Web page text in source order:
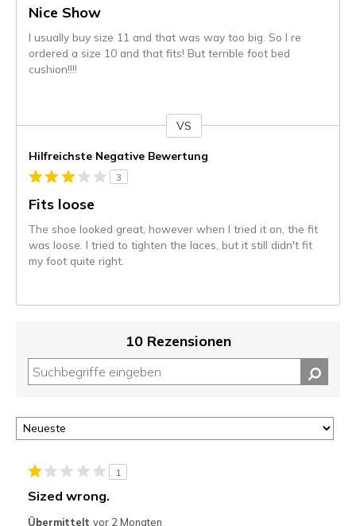
Nice Show
I usually buy size 11 and that was way too big. So I re
ordered a size 10 and that fits! But terrible foot bed
cushion!!!!
VS
Hilfreichste Negative Bewertung
3
Fits loose
The shoe looked great, however when I tried it on, the fit
was loose. I tried to tighten the laces, but it still didn't fit
my foot quite right.
10 Rezensionen
1
Sized wrong.
Übermittelt vor 2 Monaten